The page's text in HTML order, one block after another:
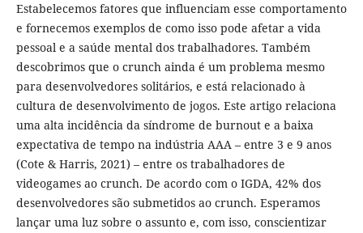
Estabelecemos fatores que influenciam esse comportamento
e fornecemos exemplos de como isso pode afetar a vida
pessoal e a saúde mental dos trabalhadores. Também
descobrimos que o crunch ainda é um problema mesmo
para desenvolvedores solitários, e está relacionado à
cultura de desenvolvimento de jogos. Este artigo relaciona
uma alta incidência da síndrome de burnout e a baixa
expectativa de tempo na indústria AAA – entre 3 e 9 anos
(Cote & Harris, 2021) – entre os trabalhadores de
videogames ao crunch. De acordo com o IGDA, 42% dos
desenvolvedores são submetidos ao crunch. Esperamos
lançar uma luz sobre o assunto e, com isso, conscientizar